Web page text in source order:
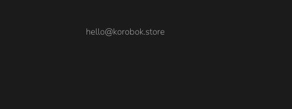
hello@korobok.store